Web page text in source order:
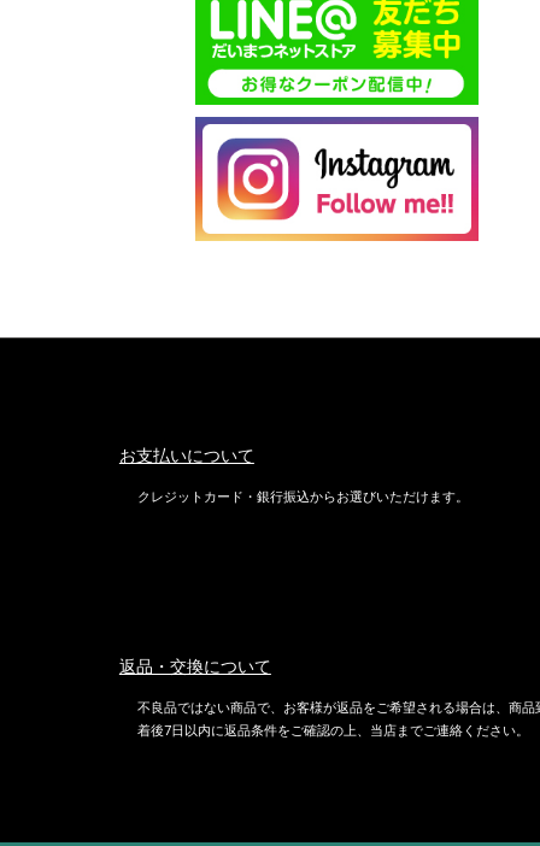
お支払いについて
クレジットカード・銀行振込からお選びいただけます。
返品・交換について
不良品ではない商品で、お客様が返品をご希望される場合は、商品
着後7日以内に返品条件をご確認の上、当店までご連絡ください。